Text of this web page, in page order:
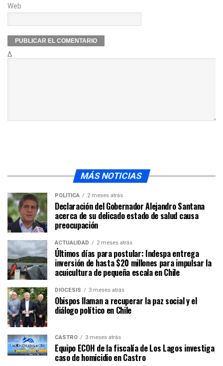
Web
Δ
MÁS NOTICIAS
POLÍTICA 2 meses atrás
Declaración del Gobernador Alejandro Santana
acerca de su delicado estado de salud causa
preocupación
ACTUALIDAD 2 meses atrás
Últimos días para postular: Indespa entrega
inversión de hasta $20 millones para impulsar la
acuicultura de pequeña escala en Chile
DIÓCESIS 3 meses atrás
Obispos llaman a recuperar la paz social y el
diálogo político en Chile
CASTRO 3 meses atrás
Equipo ECOH de la fiscalía de Los Lagos investiga
caso de homicidio en Castro